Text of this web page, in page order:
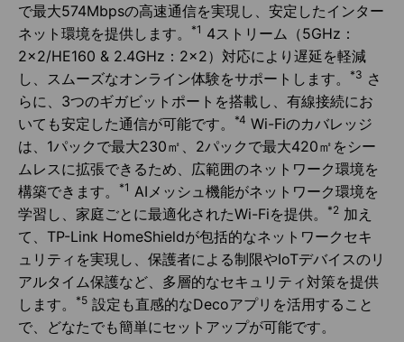
で最大574Mbpsの高速通信を実現し、安定したインター
ネット環境を提供します。
*1 4ストリーム（5GHz：
2×2/HE160 & 2.4GHz：2×2）対応により遅延を軽減
し、スムーズなオンライン体験をサポートします。
*3 さ
らに、3つのギガビットポートを搭載し、有線接続にお
いても安定した通信が可能です。
*4 Wi-Fiのカバレッジ
は、1パックで最大230㎡、2パックで最大420㎡をシー
ムレスに拡張できるため、広範囲のネットワーク環境を
構築できます。
*1 AIメッシュ機能がネットワーク環境を
学習し、家庭ごとに最適化されたWi-Fiを提供。
*2 加え
て、TP-Link HomeShieldが包括的なネットワークセキ
ュリティを実現し、保護者による制限やIoTデバイスのリ
アルタイム保護など、多層的なセキュリティ対策を提供
します。
*5 設定も直感的なDecoアプリを活用すること
で、どなたでも簡単にセットアップが可能です。